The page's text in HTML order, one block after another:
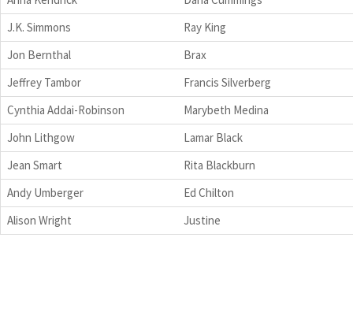
J.K. Simmons
Ray King
Jon Bernthal
Brax
Jeffrey Tambor
Francis Silverberg
Cynthia Addai-Robinson
Marybeth Medina
John Lithgow
Lamar Black
Jean Smart
Rita Blackburn
Andy Umberger
Ed Chilton
Alison Wright
Justine